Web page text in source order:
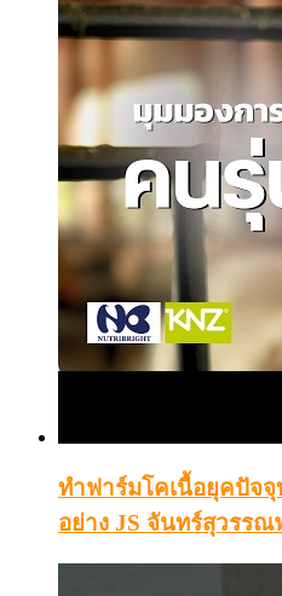
ทำฟาร์มโคเนื้อยุคปัจ
อย่าง JS จันทร์สุวรร